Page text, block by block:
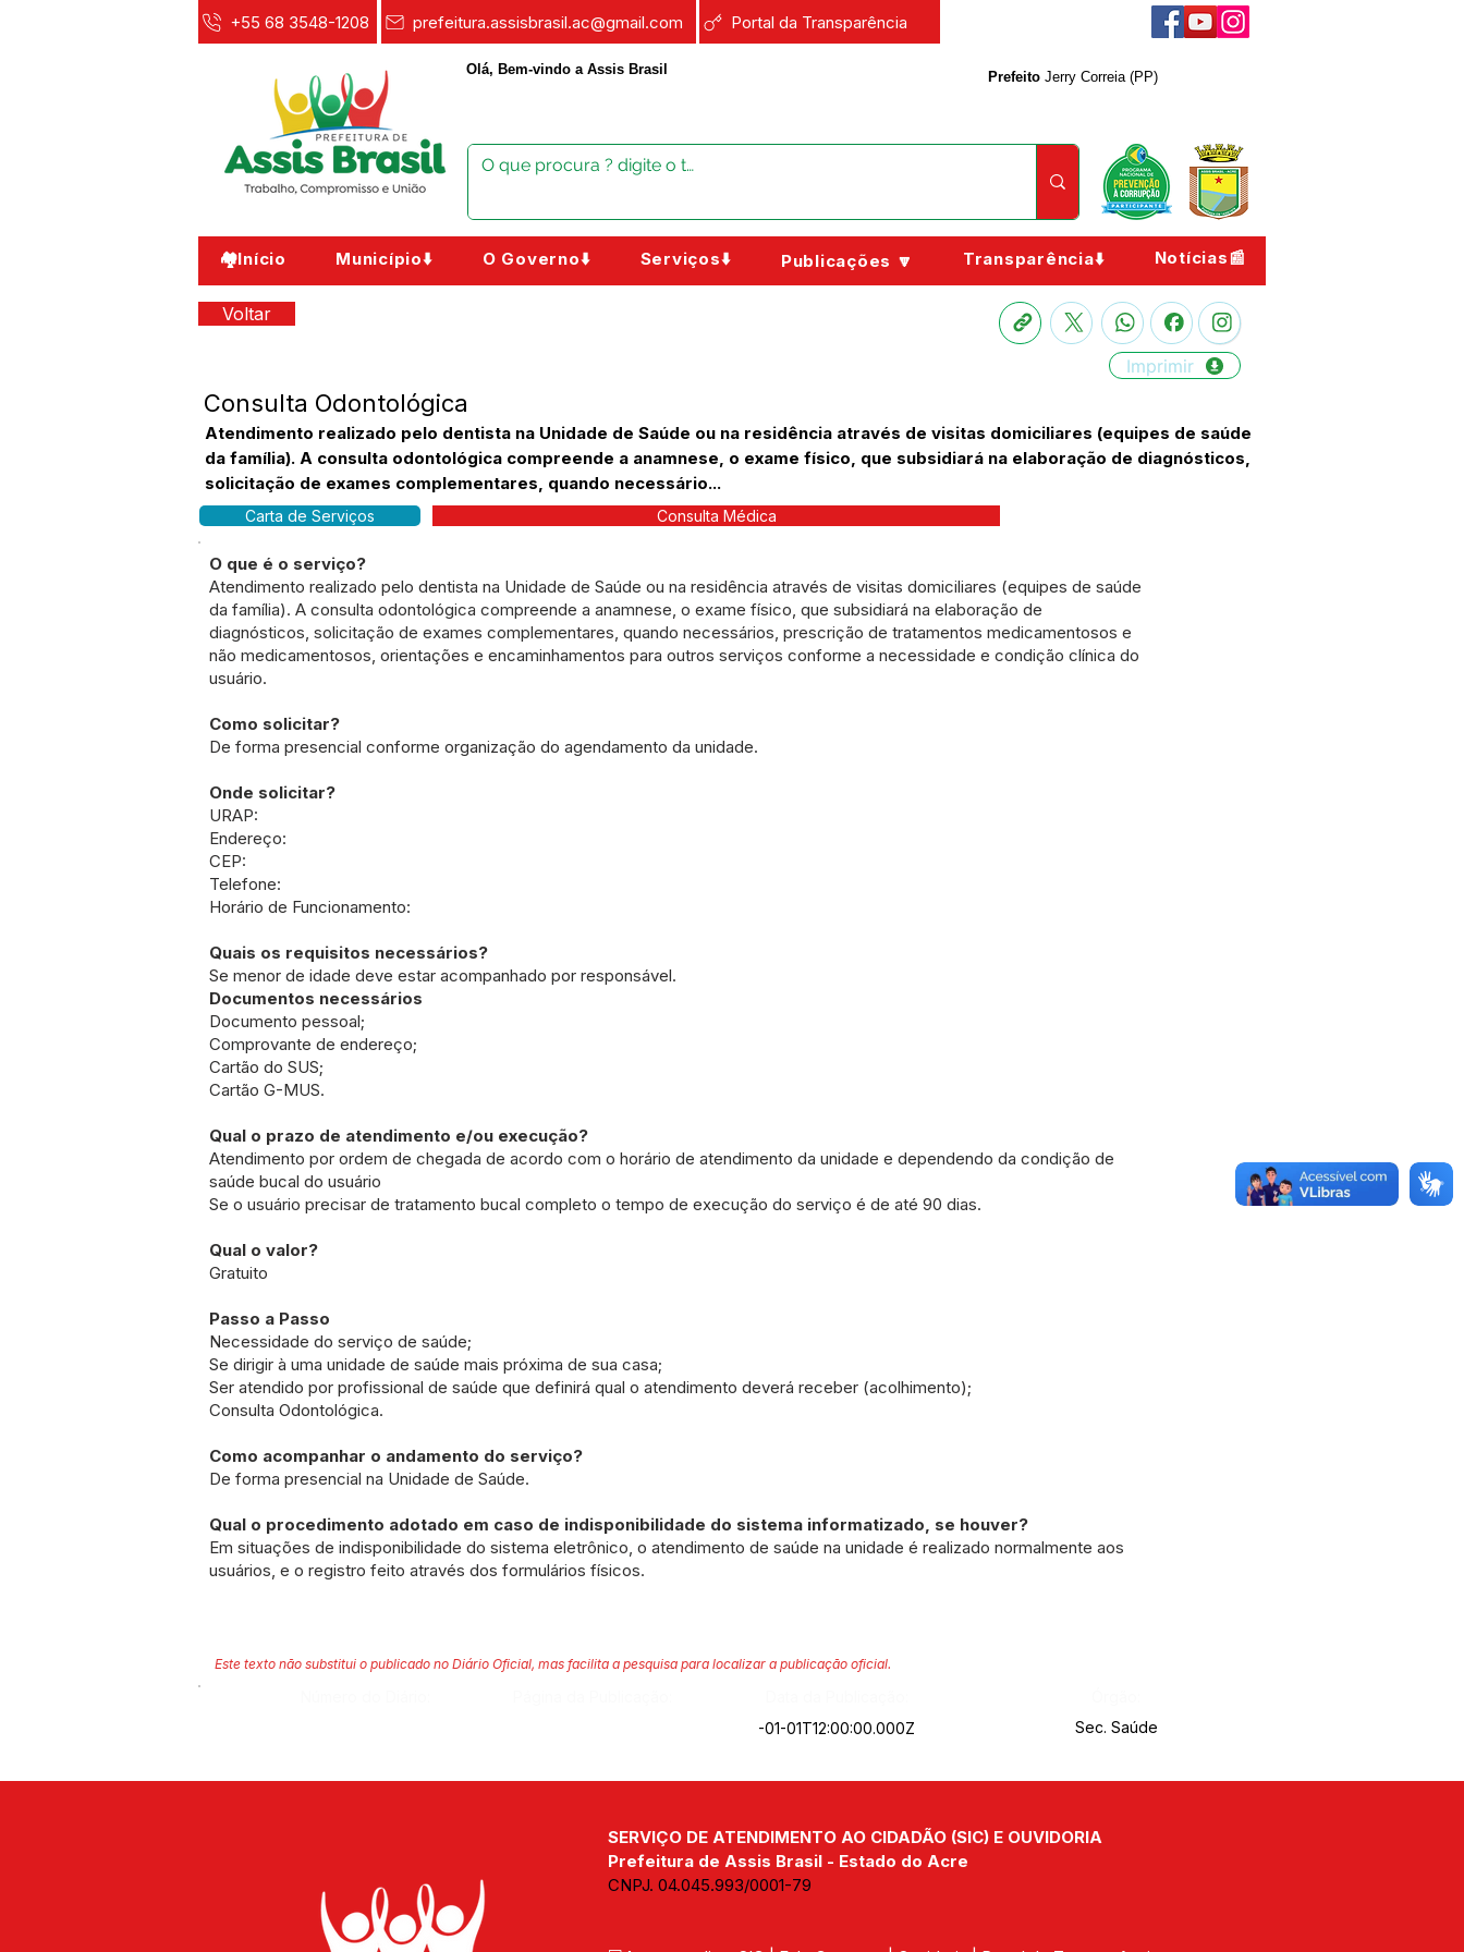
+55 68 3548-1208 prefeitura.assisbrasil.ac@gmail.com Portal da Transparência
Olá, Bem-vindo a Assis Brasil Prefeito Jerry Correia (PP)
🏘️Início Município⬇️ O Governo⬇️ Serviços⬇️ Publicações 🔽 Transparência⬇️ Notícias📰
Voltar
Imprimir
Consulta Odontológica
Atendimento realizado pelo dentista na Unidade de Saúde ou na residência através de visitas domiciliares (equipes de saúde
da família). A consulta odontológica compreende a anamnese, o exame físico, que subsidiará na elaboração de diagnósticos,
solicitação de exames complementares, quando necessário...
Carta de Serviços Consulta Médica
O que é o serviço?
Atendimento realizado pelo dentista na Unidade de Saúde ou na residência através de visitas domiciliares (equipes de saúde
da família). A consulta odontológica compreende a anamnese, o exame físico, que subsidiará na elaboração de
diagnósticos, solicitação de exames complementares, quando necessários, prescrição de tratamentos medicamentosos e
não medicamentosos, orientações e encaminhamentos para outros serviços conforme a necessidade e condição clínica do
usuário.
Como solicitar?
De forma presencial conforme organização do agendamento da unidade.
Onde solicitar?
URAP:
Endereço:
CEP:
Telefone:
Horário de Funcionamento:
Quais os requisitos necessários?
Se menor de idade deve estar acompanhado por responsável.
Documentos necessários
Documento pessoal;
Comprovante de endereço;
Cartão do SUS;
Cartão G-MUS.
Qual o prazo de atendimento e/ou execução?
Atendimento por ordem de chegada de acordo com o horário de atendimento da unidade e dependendo da condição de
saúde bucal do usuário
Se o usuário precisar de tratamento bucal completo o tempo de execução do serviço é de até 90 dias.
Qual o valor?
Gratuito
Passo a Passo
Necessidade do serviço de saúde;
Se dirigir à uma unidade de saúde mais próxima de sua casa;
Ser atendido por profissional de saúde que definirá qual o atendimento deverá receber (acolhimento);
Consulta Odontológica.
Como acompanhar o andamento do serviço?
De forma presencial na Unidade de Saúde.
Qual o procedimento adotado em caso de indisponibilidade do sistema informatizado, se houver?
Em situações de indisponibilidade do sistema eletrônico, o atendimento de saúde na unidade é realizado normalmente aos
usuários, e o registro feito através dos formulários físicos.
Este texto não substitui o publicado no Diário Oficial, mas facilita a pesquisa para localizar a publicação oficial.
-01-01T12:00:00.000Z
Sec. Saúde
SERVIÇO DE ATENDIMENTO AO CIDADÃO (SIC) E OUVIDORIA
Prefeitura de Assis Brasil - Estado do Acre
CNPJ. 04.045.993/0001-79